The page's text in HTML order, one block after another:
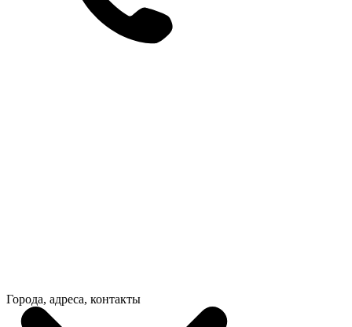
Города, адреса, контакты